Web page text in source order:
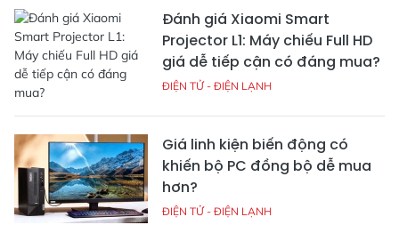
Đánh giá Xiaomi Smart
Projector L1: Máy chiếu Full HD
giá dễ tiếp cận có đáng mua?
ĐIỆN TỬ - ĐIỆN LẠNH
Giá linh kiện biến động có
khiến bộ PC đồng bộ dễ mua
hơn?
ĐIỆN TỬ - ĐIỆN LẠNH